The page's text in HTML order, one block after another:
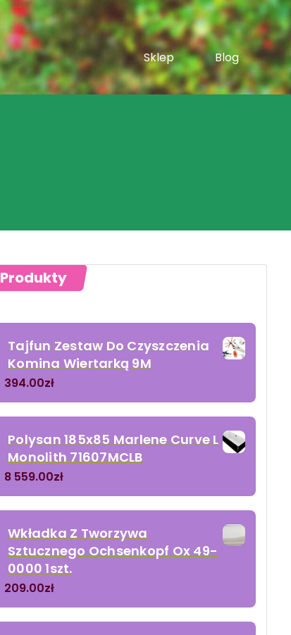
Sklep
Blog
Produkty
Tajfun Zestaw Do Czyszczenia
Komina Wiertarką 9M
394.00zł
Polysan 185x85 Marlene Curve L
Monolith 71607MCLB
8 559.00zł
Wkładka Z Tworzywa
Sztucznego Ochsenkopf Ox 49-
0000 1szt.
209.00zł